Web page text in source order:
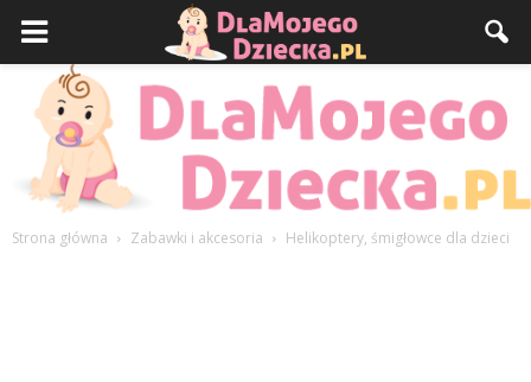
Strona główna Zabawki i akcesoria Helikoptery, śmigłowce dla dzieci